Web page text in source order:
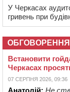
У Черкасах
гривень при
ОБГОВОРЕННЯ
Встановити
Черкасах
07 СЕРПНЯ 2026, 09:36
Анатолій: Не